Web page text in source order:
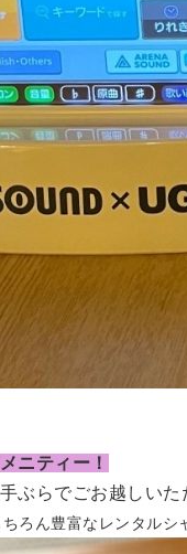
ニティー！
ぶらでごお越しい
ろん豊富なレンタルシ